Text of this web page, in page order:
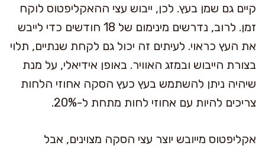
קיים גם שמן בעץ. לכן, ייבוש עצי ההאקליפטוס לוקח
זמן. לרוב, נדרשים מינימום של 18 חודשים כדי לייבש
את העץ כראוי. לעיתים זה יכול גם לקחת שנתיים, תלוי
בצורת הייבוש ובמזג האוויר. באופן אידיאלי, על מנת
שיהיה ניתן להשתמש בעץ כעץ הסקה אחוזי הלחות
צריכים להיות עם אחוזי לחות מתחת ל-20%.
אקליפטוס מייובש יוצר עצי הסקה מצוינים, אבל